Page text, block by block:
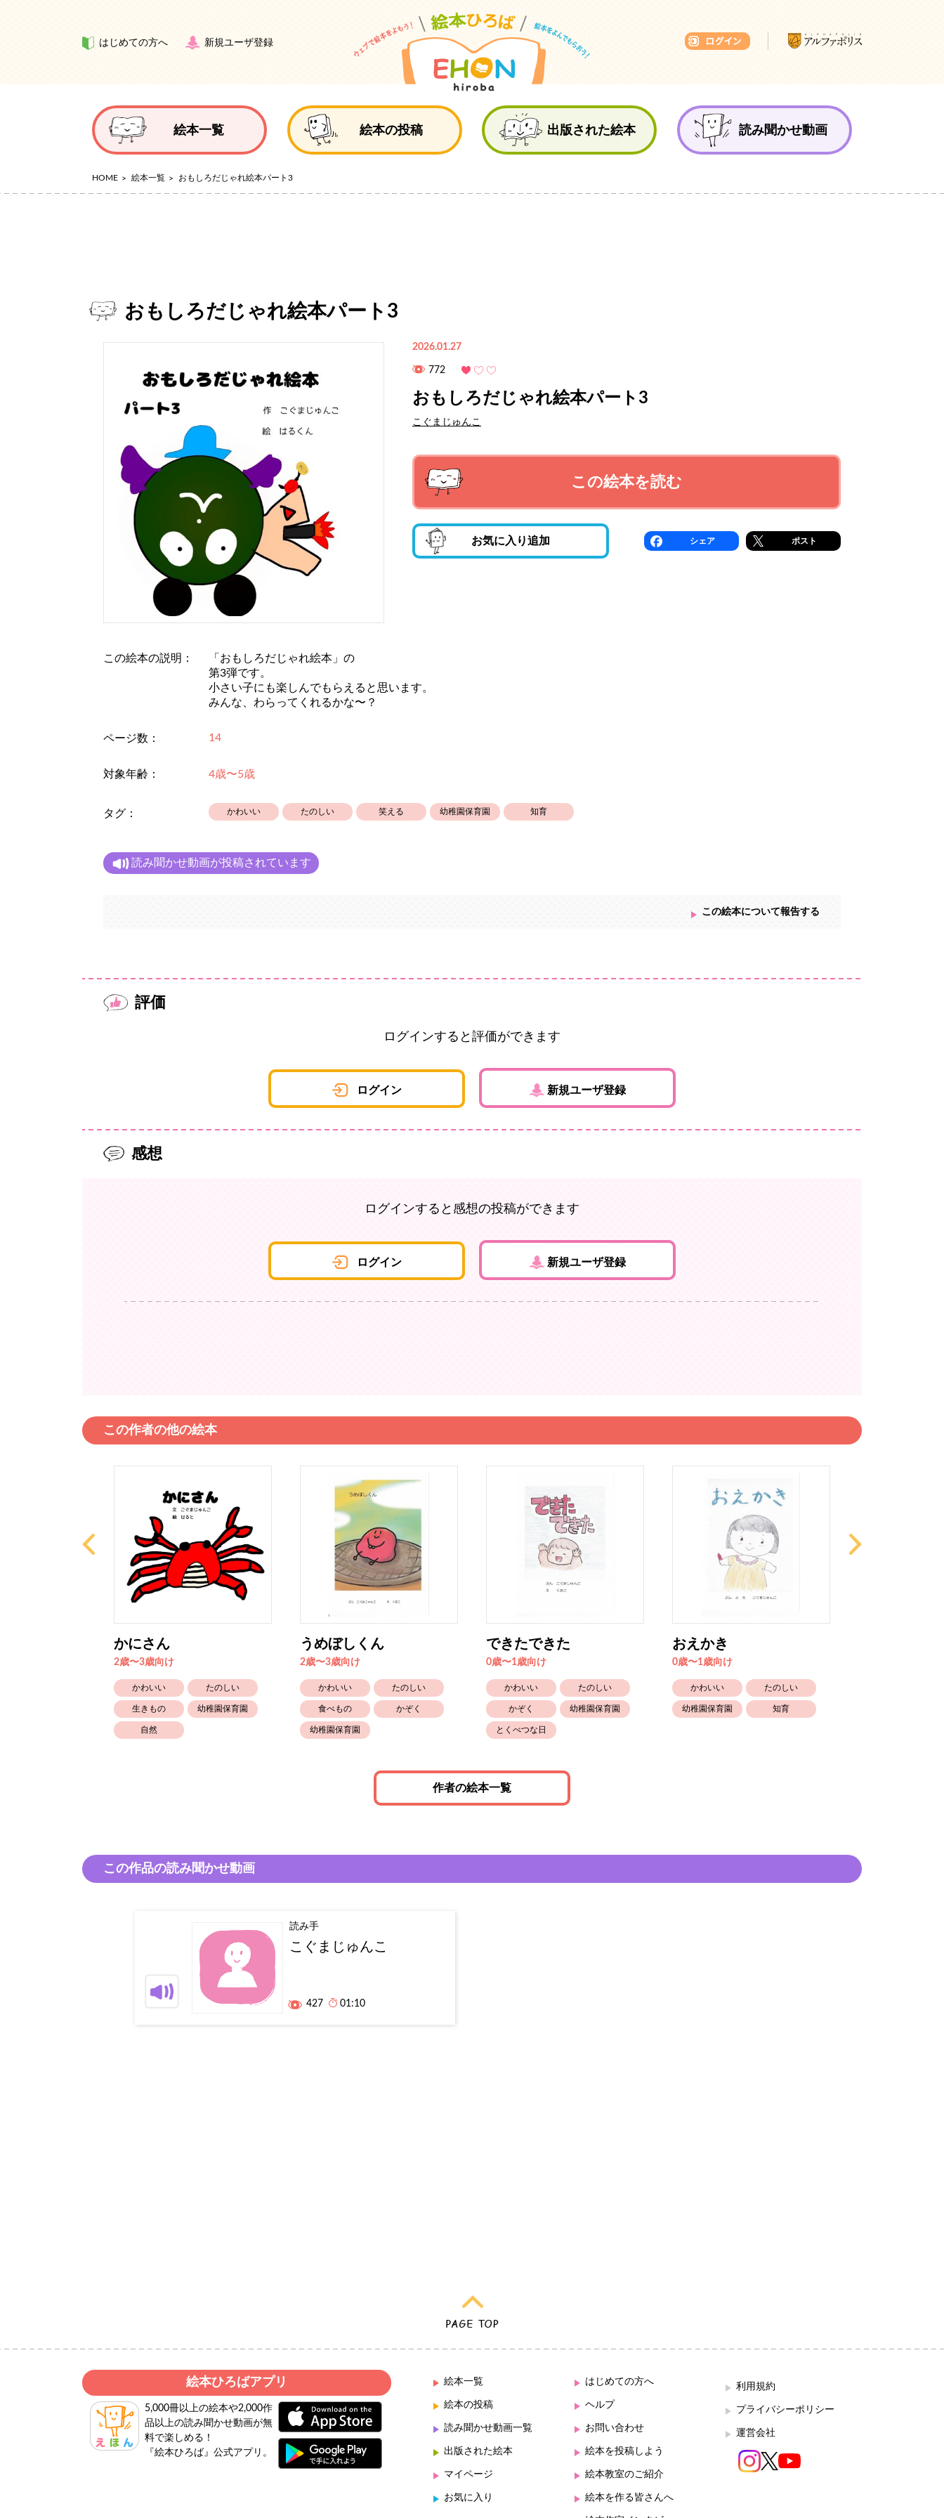
はじめての方へ 新規ユーザ登録
絵本一覧 絵本の投稿 出版された絵本 読み聞かせ動画
HOME 絵本一覧 おもしろだじゃれ絵本パート3
おもしろだじゃれ絵本パート3
2026.01.27
772
おもしろだじゃれ絵本パート3
こぐまじゅんこ
この絵本を読む
お気に入り追加 シェア ポスト
この絵本の説明：
「おもしろだじゃれ絵本」の
第3弾です。
小さい子にも楽しんでもらえると思います。
みんな、わらってくれるかな〜？
ページ数： 14
対象年齢： 4歳〜5歳
タグ： かわいい たのしい 笑える 幼稚園保育園 知育
読み聞かせ動画が投稿されています
この絵本について報告する
評価
ログインすると評価ができます
ログイン 新規ユーザ登録
感想
ログインすると感想の投稿ができます
ログイン 新規ユーザ登録
この作者の他の絵本
かにさん
2歳〜3歳向け
かわいい たのしい
生きもの 幼稚園保育園
自然
うめぼしくん
2歳〜3歳向け
かわいい たのしい
食べもの かぞく
幼稚園保育園
できたできた
0歳〜1歳向け
かわいい たのしい
かぞく 幼稚園保育園
とくべつな日
おえかき
0歳〜1歳向け
かわいい たのしい
幼稚園保育園 知育
作者の絵本一覧
この作品の読み聞かせ動画
読み手
こぐまじゅんこ
427 01:10
絵本ひろばアプリ
5,000冊以上の絵本や2,000作
品以上の読み聞かせ動画が無
料で楽しめる！
『絵本ひろば』公式アプリ。
絵本一覧
絵本の投稿
読み聞かせ動画一覧
出版された絵本
マイページ
お気に入り
はじめての方へ
ヘルプ
お問い合わせ
絵本を投稿しよう
絵本教室のご紹介
絵本を作る皆さんへ
利用規約
プライバシーポリシー
運営会社